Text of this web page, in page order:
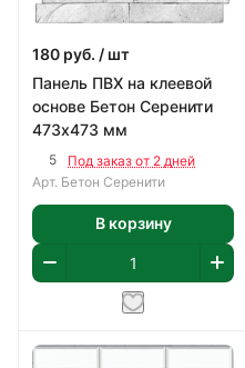
180 руб. / шт
Панель ПВХ на клеевой
основе Бетон Серенити
473х473 мм
5
Под заказ от 2 дней
Арт. Бетон Серенити
В корзину